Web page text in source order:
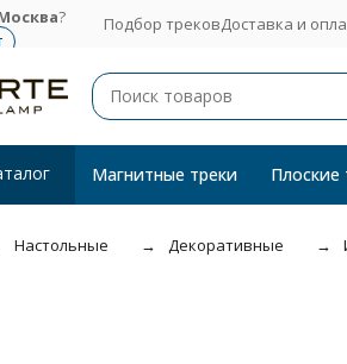
? Подбор трековДоставка и
Магнитные треки Плоские
Настольные Декоративные